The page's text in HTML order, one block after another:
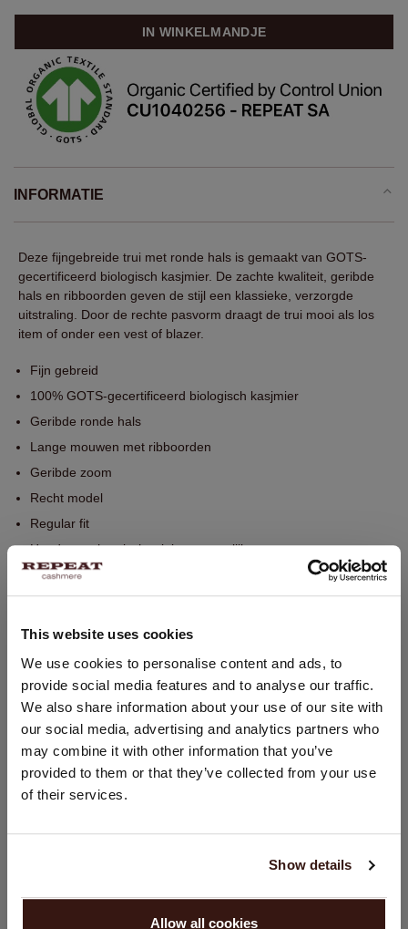
This website uses cookies
We use cookies to personalise content and ads, to
provide social media features and to analyse our traffic.
We also share information about your use of our site with
our social media, advertising and analytics partners who
may combine it with other information that you’ve
provided to them or that they’ve collected from your use
of their services.
Show details
Allow all cookies
IN WINKELMANDJE
INFORMATIE
Deze fijngebreide trui met ronde hals is gemaakt van GOTS-
gecertificeerd biologisch kasjmier. De zachte kwaliteit, geribde
hals en ribboorden geven de stijl een klassieke, verzorgde
uitstraling. Door de rechte pasvorm draagt de trui mooi als los
item of onder een vest of blazer.
Fijn gebreid
100% GOTS-gecertificeerd biologisch kasjmier
Geribde ronde hals
Lange mouwen met ribboorden
Geribde zoom
Recht model
Regular fit
Handwas, chemisch reinigen mogelijk
100% Organisch Cashmere (GOTS-gecertificeerd)
PASVORM
WASVOORSCHRIFT
VERZENDEN & RETOURNEREN
LAND WIJZIGEN
U bezoekt Repeat cashmere vanuit Nederland (€). Wilt u uw
land wijzigen?
Verenigde Staten ($)
GA VERDER